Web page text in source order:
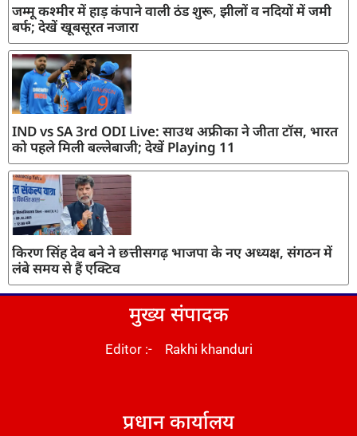
जम्मू कश्मीर में हाड़ कंपाने वाली ठंड शुरू, झीलों व नदियों में जमी
बर्फ; देखें खूबसूरत नजारा
IND vs SA 3rd ODI Live: साउथ अफ्रीका ने जीता टॉस, भारत
को पहले मिली बल्लेबाजी; देखें Playing 11
किरण सिंह देव बने ने छत्तीसगढ़ भाजपा के नए अध्यक्ष, संगठन में
लंबे समय से हैं एक्टिव
मुख्य संपादक
Editor :- Rakhi khanduri
प्रधान कार्यालय